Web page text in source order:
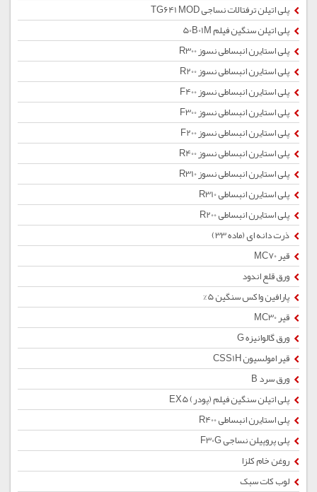
پلی اتیلن ترفتالات نساجی TG641 MOD
پلی اتیلن سنگین فیلم 50B01M
پلی استایرن انبساطی نسوز R300
پلی استایرن انبساطی نسوز R200
پلی استایرن انبساطی نسوز F400
پلی استایرن انبساطی نسوز F300
پلی استایرن انبساطی نسوز F200
پلی استایرن انبساطی نسوز R400
پلی استایرن انبساطی نسوز R310
پلی استایرن انبساطی R310
پلی استایرن انبساطی R200
ذرت دانه ای (ماده 33)
قیر MC70
ورق قلع اندود
پارافین واکس سنگین 5%
قیر MC30
ورق گالوانیزه G
قیر امولسیون CSS1H
ورق سرد B
پلی اتیلن سنگین فیلم (پودر) EX5
پلی استایرن انبساطی R400
پلی پروپیلن نساجی F30G
روغن خام کلزا
لوب کات سبک